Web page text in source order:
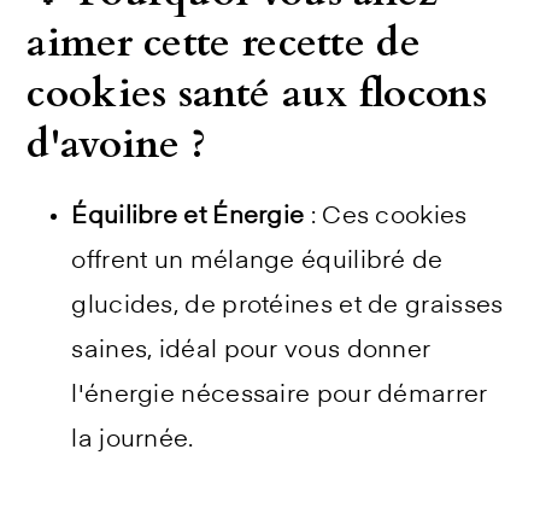
aimer cette recette de
cookies santé aux flocons
d'avoine ?
Équilibre et Énergie : Ces cookies
offrent un mélange équilibré de
glucides, de protéines et de graisses
saines, idéal pour vous donner
l'énergie nécessaire pour démarrer
la journée.